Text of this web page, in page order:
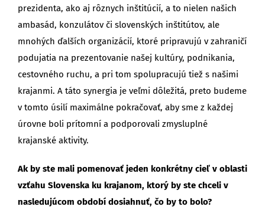
prezidenta, ako aj rôznych inštitúcií, a to nielen našich
ambasád, konzulátov či slovenských inštitútov, ale
mnohých ďalších organizácií, ktoré pripravujú v zahraničí
podujatia na prezentovanie našej kultúry, podnikania,
cestovného ruchu, a pri tom spolupracujú tiež s našimi
krajanmi. A táto synergia je veľmi dôležitá, preto budeme
v tomto úsilí maximálne pokračovať, aby sme z každej
úrovne boli prítomní a podporovali zmysluplné
krajanské aktivity.
Ak by ste mali pomenovať jeden konkrétny cieľ v oblasti
vzťahu Slovenska ku krajanom, ktorý by ste chceli v
nasledujúcom období dosiahnuť, čo by to bolo?